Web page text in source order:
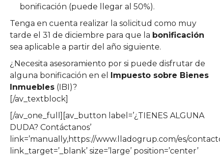
bonificación (puede llegar al 50%).
Tenga en cuenta realizar la solicitud como muy
tarde el 31 de diciembre para que la bonificación
sea aplicable a partir del año siguiente.
¿Necesita asesoramiento por si puede disfrutar de
alguna bonificación en el Impuesto sobre Bienes
Inmuebles (IBI)?
[/av_textblock]
[/av_one_full][av_button label=’¿TIENES ALGUNA
DUDA? Contáctanos’
link=’manually,https://www.lladogrup.com/es/
link_target=’_blank’ size=’large’ position=’center’